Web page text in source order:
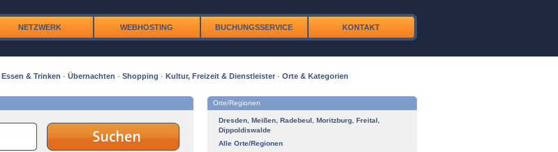
NETZWERK WEBHOSTING BUCHUNGSSERVICE KONTAKT
Essen & Trinken · Übernachten · Shopping · Kultur, Freizeit & Dienstleister · Orte & Kategorien
Orte/Regionen
Dresden Meißen Radebeul Moritzburg Freital
Dippoldiswalde
Alle Orte/Regionen